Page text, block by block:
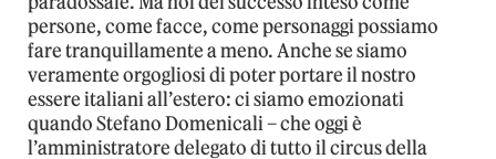
persone, come facce, come personaggi possiamo
fare tranquillamente a meno. Anche se siamo
veramente orgogliosi di poter portare il nostro
essere italiani all’estero: ci siamo emozionati
quando Stefano Domenicali – che oggi è
l’amministratore delegato di tutto il circus della